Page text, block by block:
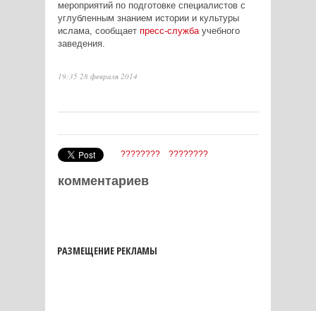
мероприятий по подготовке специалистов с
углубленным знанием истории и культуры
ислама, сообщает пресс-службаучебного
заведения.
19:35 28 февраля 2014
???????? ????????
комментариев
РАЗМЕЩЕНИЕ РЕКЛАМЫ